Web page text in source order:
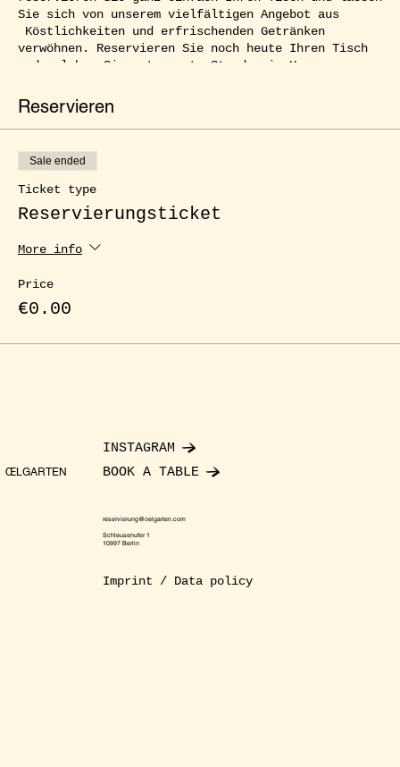
Sie sich von unserem vielfältigen Angebot aus
Köstlichkeiten und erfrischenden Getränken
verwöhnen. Reservieren Sie noch heute Ihren Tisch
und erleben Sie entspannte Stunden im Herzen von
Reservieren
Sale ended
Ticket type
Reservierungsticket
More info
Price
€0.00
ŒLGARTEN
INSTAGRAM
BOOK A TABLE
reservierung@oelgarten.com
Schleusenufer 1
10997 Berlin
Imprint / Data policy